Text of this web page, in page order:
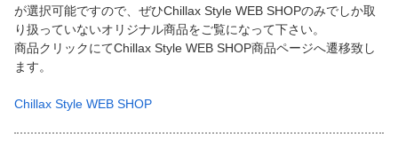
が選択可能ですので、ぜひChillax Style WEB SHOPのみでしか取
り扱っていないオリジナル商品をご覧になって下さい。
商品クリックにてChillax Style WEB SHOP商品ページへ遷移致し
ます。
Chillax Style WEB SHOP